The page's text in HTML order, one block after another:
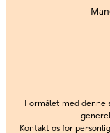
Formålet med denne
Kontakt os for